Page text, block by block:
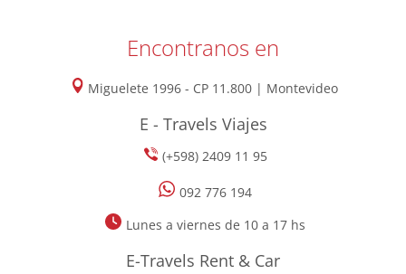
Encontranos en
Miguelete 1996 - CP 11.800 | Montevideo
E - Travels Viajes
(+598) 2409 11 95
092 776 194
Lunes a viernes de 10 a 17 hs
E-Travels Rent & Car